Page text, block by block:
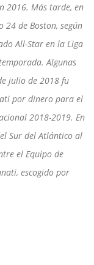
2016. Más tarde, en
24 de Boston, según
All-Star en la Liga
Algunas
julio de 2018 fu
por dinero para el
2018-2019. En
Sur del Atlántico al
el Equipo de
escogido por